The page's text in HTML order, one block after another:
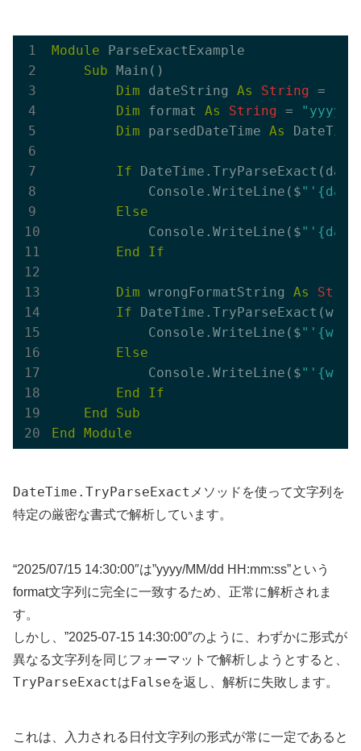
Module ParseExactExample
Sub Main()
Dim dateString As String =
Dim format As String =
"yyyy/
Dim parsedDateTime As DateTime
If
            Console.WriteLine($
Else
            Console.WriteLine($
End
If
Dim wrongFormatString As
If
            Console.WriteLine($
Else
            Console.WriteLine($
End
If
End
Sub
End
Module
DateTime.TryParseExact メソッドを使って文字列を
特定の厳密な書式で解析しています。
“2025/07/15 14:30:00″は”yyyy/MM/dd HH:mm:ss”という
format文字列に完全に一致するため、正常に解析されま
す。
しかし、”2025-07-15 14:30:00″のように、わずかに形式が
異なる文字列を同じフォーマットで解析しようとすると、
TryParseExactはFalseを返し、解析に失敗します。
これは、入力される日付文字列の形式が常に一定であると